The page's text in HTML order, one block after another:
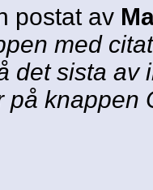
postat av
med
det sista av
på knappen